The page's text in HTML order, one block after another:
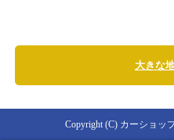
大きな
Copyright (C) カーショッ